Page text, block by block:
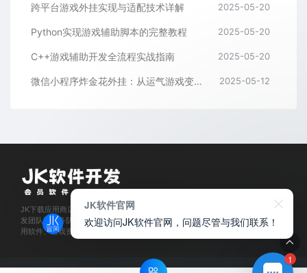
跨平台游戏外挂实现与适配技术详解 2025-05-20
Python实现游戏辅助脚本的完整教程 2025-05-20
C++游戏辅助开发全流程实战指南 2025-05-20
微信小程序炸金花外挂：从运气游戏变成逻辑游戏 2025-05-12
JK下载应用商店是经过官方认证,保障正版的软件下载平台,拥有业内资深软件开
发团队和服务队伍,所有软件都通过人工亲测,为每位会员用户提供安全可靠的应
用软件、游戏资源下载及程序开发服务。
1
JK软件官网
欢迎访问JK软件官网，问题尽管与我们联系！